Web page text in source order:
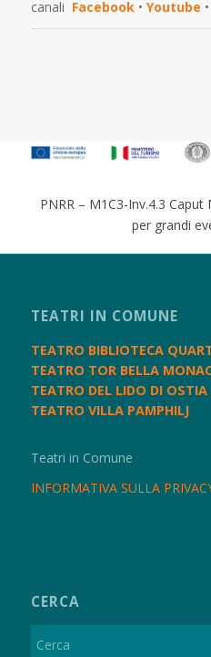
canali Facebook • Youtube •
PNRR – M1C3-Inv.4.3
per grandi
TEATRI IN COMUNE
TEATRO BIBLIOTECA
TEATRO TOR BELLA
TEATRO DEL LIDO DI OSTIA
TEATRO VILLA PAMPHILJ
Teatri in Comune
INFORMATIVA SULLA
CERCA